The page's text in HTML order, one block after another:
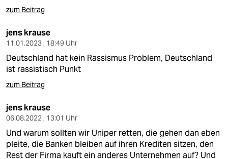
zum Beitrag
jens krause
11.01.2023 , 18:49 Uhr
Deutschland hat kein Rassismus Problem, Deutschland
ist rassistisch Punkt
zum Beitrag
jens krause
06.08.2022 , 13:01 Uhr
Und warum sollten wir Uniper retten, die gehen dan eben
pleite, die Banken bleiben auf ihren Krediten sitzen, den
Rest der Firma kauft ein anderes Unternehmen auf? Und